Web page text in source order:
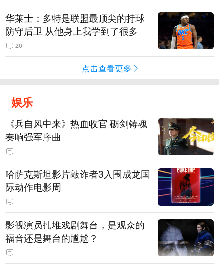
华莱士：多特是联盟最顶尖的持球
防守后卫 从他身上我学到了很多
20
点击查看更多
娱乐
《兵自风中来》热血收官 砺剑铸魂
奏响强军序曲
哈萨克斯坦影片敲诈者3入围成龙国
际动作电影周
影视演员扎堆戏剧舞台，是观众的
福音还是舞台的尴尬？